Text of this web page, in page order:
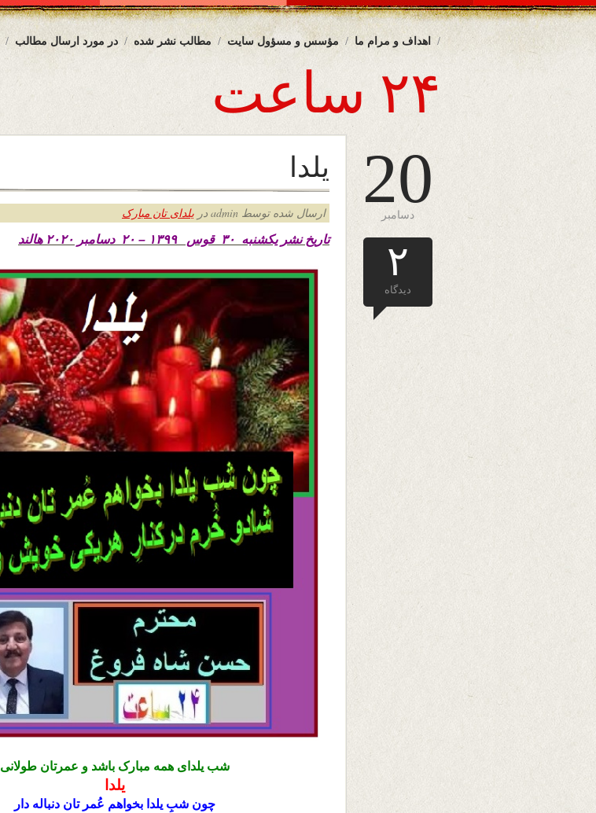
در مورد ارسال مطالب مطالب نشر شده مؤسس و مسؤول سایت اهداف و مرام ما
۲۴ ساعت
20
دسامبر
۲
دیدگاه
یلدا
ارسال شده توسط admin در یلدای تان مبارک
تاریخ نشر یکشنبه ۳۰ قوس ۱۳۹۹ – ۲۰ دسامبر ۲۰۲۰ هالند
شب یلدای همه مبارک باشد و عمرتان طولانی
یلدا
چون شبِ يلدا بخواهم عُمر تان دنباله دار